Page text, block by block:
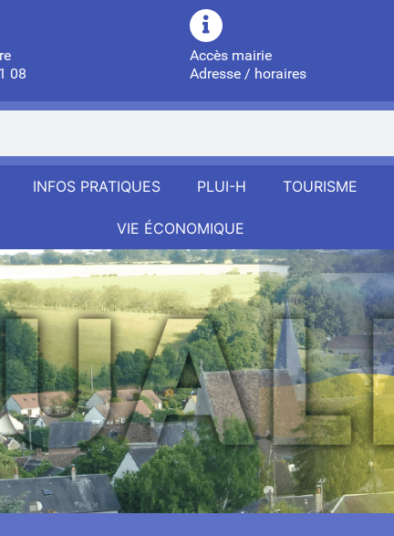
08
Accès mairie
Adresse / horaires
INFOS PRATIQUES PLUI-H TOURISME
VIE ÉCONOMIQUE